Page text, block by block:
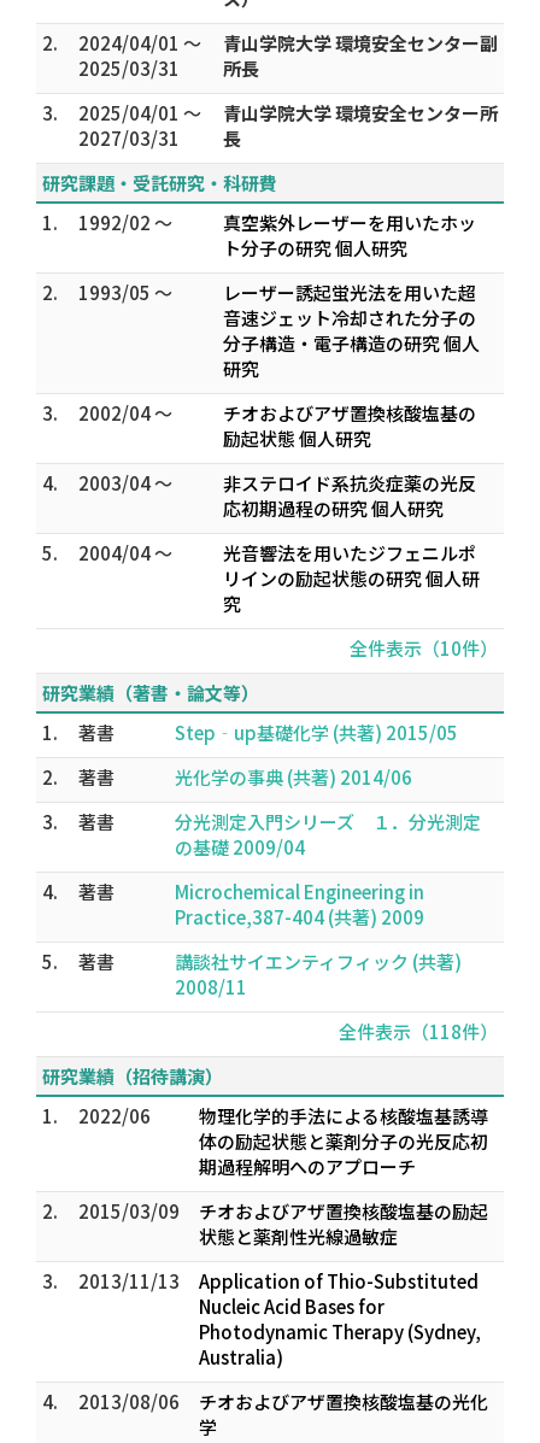
2.
2024/04/01 ～
2025/03/31
青山学院大学 環境安全センター副
所長
3.
2025/04/01 ～
2027/03/31
青山学院大学 環境安全センター所
長
研究課題・受託研究・科研費
1.
1992/02 ～
真空紫外レーザーを用いたホッ
ト分子の研究 個人研究
2.
1993/05 ～
レーザー誘起蛍光法を用いた超
音速ジェット冷却された分子の
分子構造・電子構造の研究 個人
研究
3.
2002/04 ～
チオおよびアザ置換核酸塩基の
励起状態 個人研究
4.
2003/04 ～
非ステロイド系抗炎症薬の光反
応初期過程の研究 個人研究
5.
2004/04 ～
光音響法を用いたジフェニルポ
リインの励起状態の研究 個人研
究
全件表示（10件）
研究業績（著書・論文等）
1.
著書
Step‐up基礎化学 (共著) 2015/05
2.
著書
光化学の事典 (共著) 2014/06
3.
著書
分光測定入門シリーズ １．分光測定
の基礎 2009/04
4.
著書
Microchemical Engineering in
Practice,387-404 (共著) 2009
5.
著書
講談社サイエンティフィック (共著)
2008/11
全件表示（118件）
研究業績（招待講演）
1.
2022/06
物理化学的手法による核酸塩基誘導
体の励起状態と薬剤分子の光反応初
期過程解明へのアプローチ
2.
2015/03/09
チオおよびアザ置換核酸塩基の励起
状態と薬剤性光線過敏症
3.
2013/11/13
Application of Thio-Substituted
Nucleic Acid Bases for
Photodynamic Therapy (Sydney,
Australia)
4.
2013/08/06
チオおよびアザ置換核酸塩基の光化
学